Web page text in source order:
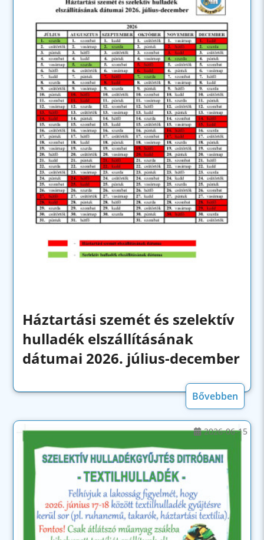
Háztartási szemét és szelektív
hulladék elszállításának
dátumai 2026. július-december
Bővebben
2026-06-15